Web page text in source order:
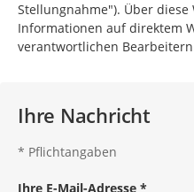
Stellungnahme"). Über diese
Informationen auf direktem
verantwortlichen
Ihre Nachricht
* Pflichtangaben
Ihre E-Mail-Adresse *